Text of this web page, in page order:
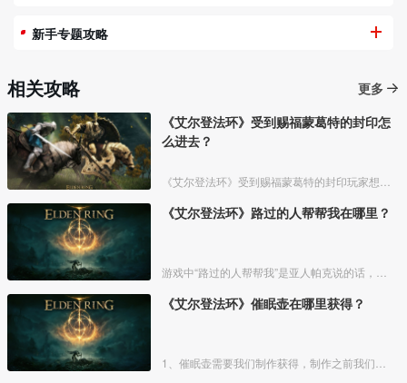
新手专题攻略
相关攻略
更多
《艾尔登法环》受到赐福蒙葛特的封印怎
么进去？
《艾尔登法环》路过的人帮帮我在哪里？
《艾尔登法环》催眠壶在哪里获得？